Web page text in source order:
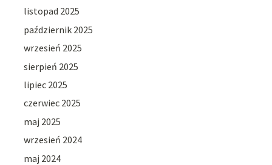
listopad 2025
październik 2025
wrzesień 2025
sierpień 2025
lipiec 2025
czerwiec 2025
maj 2025
wrzesień 2024
maj 2024